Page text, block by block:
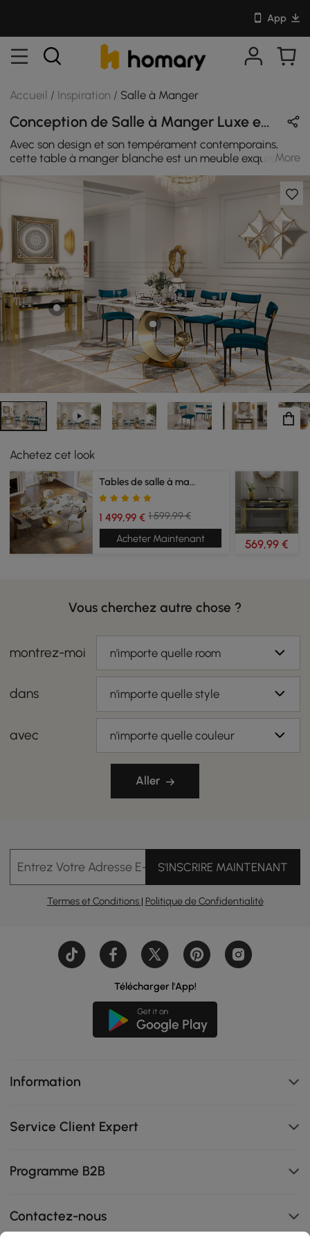
App
Accueil / Inspiration / Salle à Manger
Conception de Salle à Manger Luxe en Or & Bleu avec Pierre Frittée / Velours / Métal
Avec son design et son tempérament contemporains,
cette table à manger blanche est un meuble exquis.
Dotée d'un plateau en pierre frittée à la texture
artistique, cette table à manger mettra en valeur une
esthétique sophistiquée et ajoutera une touche
moderne à n'importe quel espace. Grâce à sa silhouette
rectangulaire, il peut accueillir confortablement jusqu'à
8 personnes. Provenant d'une base en acier inoxydable
durable, il permet un service durable. Cette table à
manger a une apparence et une sensation distinctes
indéniables. Il ne fait aucun doute que cette chaise sera
une œuvre d'art dans votre maison. Le magnifique motif
floral unique sur le dossier de la chaise ajoute une
sensation esthétique unique à la chaise. La forme
générale est élégante et simple, et le sens du design est
fort. Le bas de la chaise est en tube d'acier inoxydable,
poli et poli, et la technologie de placage en titane rend
la chaise noble et luxueuse.
More
Achetez cet look
Tables de salle à manger
1 499,99 € 1 599,99 €
Acheter Maintenant
569,99 €
Vous cherchez autre chose ?
montrez-moi n'importe quelle room
dans n'importe quelle style
avec n'importe quelle couleur
Aller
Entrez Votre Adresse E-mailS'INSCRIRE MAINTENANT
Termes et Conditions | Politique de Confidentialité
Télécharger l'App!
Information
Service Client Expert
Programme B2B
Contactez-nous